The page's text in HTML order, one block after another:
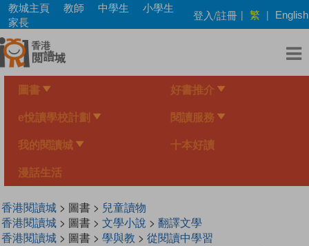
Skip
main
content
教城主頁 教師 中學生
小學生
家長
登入/註冊 | 繁 | English
圖書 好書推介
e悅讀學校計劃 閱讀服務
我的閱讀城 十本好讀
漫話生活
香港閱讀城> 圖書 > 兒童讀物
香港閱讀城> 圖書 > 文學小說 > 翻譯文學
香港閱讀城> 圖書 > 學與教 > 從閱讀中學習